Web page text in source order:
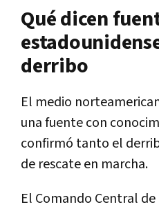
Qué dicen
derribo
El medio
una fuente con
confirmó tanto el
de rescate en marcha.
El Comando Central